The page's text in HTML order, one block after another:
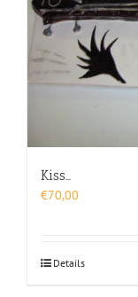
Kiss…
€70,00
Details